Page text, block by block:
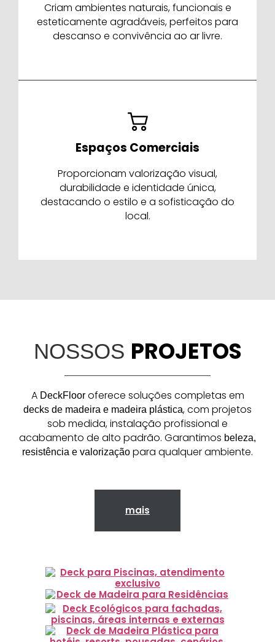
Criam ambientes naturais, funcionais e
esteticamente agradáveis, perfeitos para
descanso e convivência ao ar livre.
Espaços Comerciais
Proporcionam valorização visual,
durabilidade e identidade única,
destacando o estilo e a sofisticação do
local.
NOSSOS PROJETOS
A DeckFlooroferece soluções completas em
decks de madeira e madeira plástica, com projetos
sob medida, instalação profissional e
acabamento de alto padrão. Garantimos beleza,
resistência e valorização para qualquer ambiente.
mais